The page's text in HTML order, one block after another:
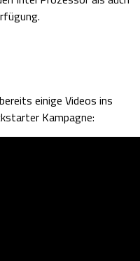
einige Videos ins
Kampagne: